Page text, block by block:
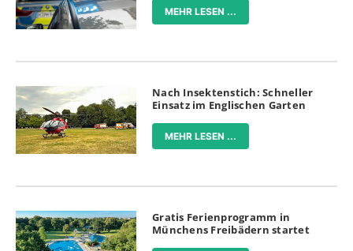
MEHR LESEN ...
Nach Insektenstich: Schneller
Einsatz im Englischen Garten
MEHR LESEN ...
Gratis Ferienprogramm in
Münchens Freibädern startet